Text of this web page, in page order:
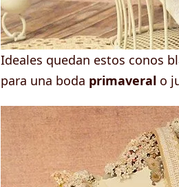
Ideales quedan estos conos
para una boda primaveral o